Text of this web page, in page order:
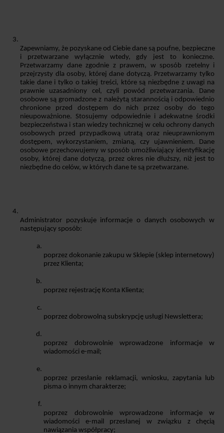
Zapewniamy, że pozyskane od Ciebie dane są poufne, bezpieczne
i przetwarzane wyłącznie wtedy, gdy jest to konieczne.
Przetwarzamy dane zgodnie z prawem, w sposób rzetelny i
przejrzysty dla osoby, której dane dotyczą. Przetwarzamy tylko
takie dane i tylko o takiej treści, które są niezbędne z uwagi na
prawnie uzasadniony cel, czyli powód przetwarzania. Dane
osobowe są gromadzone z należytą starannością i odpowiednio
chronione przed dostępem do nich przez osoby do tego
nieupoważnione. Stosujemy odpowiednie i adekwatne środki
bezpieczeństwa i stan wiedzy technicznej w celu ochrony danych
osobowych przed przypadkową utratą oraz nieuprawnionym
dostępem, wykorzystaniem, zmianą, czy ujawnieniem. Dane
osobowe przechowujemy w sposób umożliwiający identyfikację
osoby, której dane dotyczą, przez okres nie dłuższy, niż jest to
niezbędne do celów, w których dane te są przetwarzane.
Administrator pozyskuje informacje o danych osobowych w
następujący sposób:
poprzez dokonanie zakupu w Sklepie (sklep internetowy)
przez Klienta;
poprzez rejestrację Konta Klienta;
poprzez dobrowolną subskrypcję usługi Newslettera;
poprzez dobrowolnie wprowadzone informacje w
wiadomości e-mail;
poprzez przesłanie reklamacji, wniosku, zapytania lub
pisma o innym charakterze;
poprzez dobrowolnie wprowadzone informacje w
wiadomości e-mail przesłanej w związku z chęcią
nawiązania współpracy;